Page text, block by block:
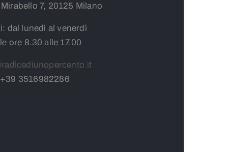
7, 20125 Milano
dal lunedì al venerdì
ore 8.30 alle 17.00
+39 3516982286